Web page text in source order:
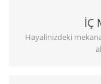
İÇ
Hayalinizdeki